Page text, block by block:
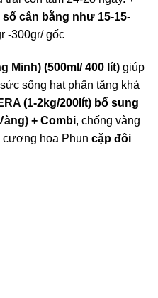
số cân bằng như 15-15-
-300gr/ gốc
Minh) (500ml/ 400 lít) giúp
sống hạt phấn tăng khả
(1-2kg/200lít) bổ sung
+ Combi, chống vàng
cương hoa Phun cặp đôi